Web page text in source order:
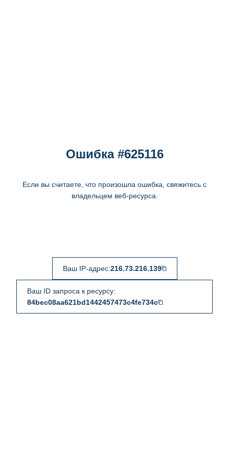
Ошибка #625116
Если вы считаете, что произошла ошибка, свяжитесь с
владельцем веб-ресурса.
Ваш IP-адрес:216.73.216.139
Ваш ID запроса к ресурсу:
84bec08aa621bd1442457473c4fe734c